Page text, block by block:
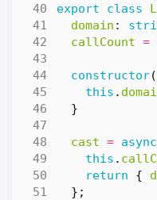
export class
domain :
callCount =
constructor(
this .
}
cast = async
this .
return
{
};